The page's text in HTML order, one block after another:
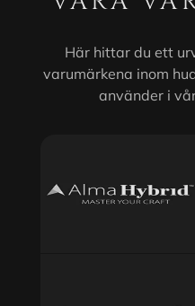
Här hittar du ett
varumärkena inom
använder i